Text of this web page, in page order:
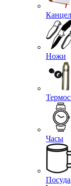
Ножи
Часы
Посуда